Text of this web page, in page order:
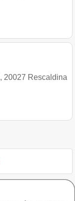
, 20027 Rescaldina